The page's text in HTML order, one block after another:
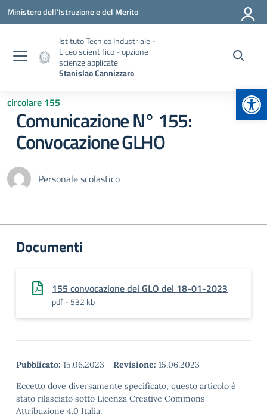
Vai ai contenuti
Vai al menu di navigazione
Vai al footer
Ministero dell'Istruzione e del Merito
Istituto Tecnico Industriale -
Liceo scientifico - opzione
scienze applicate
Stanislao Cannizzaro
circolare 155
Comunicazione N° 155:
Convocazione GLHO
Personale scolastico
Documenti
155 convocazione dei GLO del 18-01-2023
pdf - 532 kb
Pubblicato: 15.06.2023 - Revisione: 15.06.2023
Eccetto dove diversamente specificato, questo articolo è
stato rilasciato sotto Licenza Creative Commons
Attribuzione 4.0 Italia.